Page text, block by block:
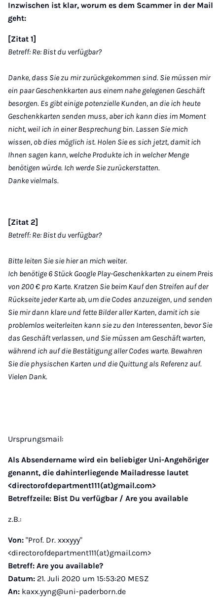
Inzwischen ist klar, worum es dem Scammer in der Mail
geht:
[Zitat 1]
Betreff: Re: Bist du verfügbar?
Danke, dass Sie zu mir zurückgekommen sind. Sie müssen mir
ein paar Geschenkkarten aus einem nahe gelegenen Geschäft
besorgen. Es gibt einige potenzielle Kunden, an die ich heute
Geschenkkarten senden muss, aber ich kann dies im Moment
nicht, weil ich in einer Besprechung bin. Lassen Sie mich
wissen, ob dies möglich ist. Holen Sie es sich jetzt, damit ich
Ihnen sagen kann, welche Produkte ich in welcher Menge
benötigen würde. Ich werde Sie zurückerstatten.
Danke vielmals.
[Zitat 2]
Betreff: Re: Bist du verfügbar?
Bitte leiten Sie sie hier an mich weiter.
Ich benötige 6 Stück Google Play-Geschenkkarten zu einem Preis
von 200 € pro Karte. Kratzen Sie beim Kauf den Streifen auf der
Rückseite jeder Karte ab, um die Codes anzuzeigen, und senden
Sie mir dann klare und fette Bilder aller Karten, damit ich sie
problemlos weiterleiten kann sie zu den Interessenten, bevor Sie
das Geschäft verlassen, und Sie müssen am Geschäft warten,
während ich auf die Bestätigung aller Codes warte. Bewahren
Sie die physischen Karten und die Quittung als Referenz auf.
Vielen Dank.
Ursprungsmail:
Als Absendername wird ein beliebiger Uni-Angehöriger
genannt, die dahinterliegende Mailadresse lautet
<directorofdepartment111(at)gmail.com>
Betreffzeile: Bist Du verfügbar / Are you available
z.B.:
Von: "Prof. Dr. xxxyyy"
<directorofdepartment111(at)gmail.com>
Betreff: Are you available?
Datum: 21. Juli 2020 um 15:53:20 MESZ
An: kaxx.yyng@uni-paderborn.de